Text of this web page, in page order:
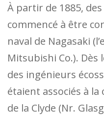
À partir de 1885,
commencé à être
naval de Nagasaki
Mitsubishi Co.).
des ingénieurs
étaient associés à
de la Clyde (Nr.